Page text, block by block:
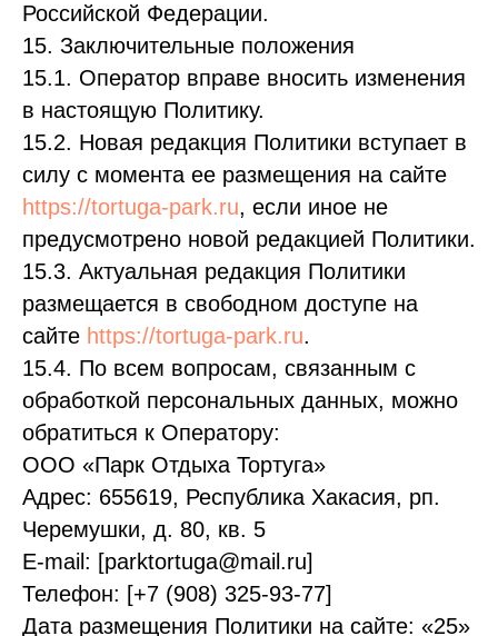
Российской Федерации.
15. Заключительные положения
15.1. Оператор вправе вносить изменения
в настоящую Политику.
15.2. Новая редакция Политики вступает в
силу с момента ее размещения на сайте
https://tortuga-park.ru, если иное не
предусмотрено новой редакцией Политики.
15.3. Актуальная редакция Политики
размещается в свободном доступе на
сайте https://tortuga-park.ru.
15.4. По всем вопросам, связанным с
обработкой персональных данных, можно
обратиться к Оператору:
ООО «Парк Отдыха Тортуга»
Адрес: 655619, Республика Хакасия, рп.
Черемушки, д. 80, кв. 5
E-mail: [parktortuga@mail.ru]
Телефон: [+7 (908) 325-93-77]
Дата размещения Политики на сайте: «25»